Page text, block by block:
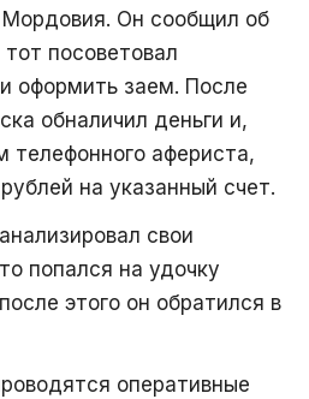
Он сообщил об
посоветовал
оформить заем. После
обналичил деньги и,
телефонного афериста,
на указанный счет.
свои
попался на удочку
этого он обратился в
оперативные